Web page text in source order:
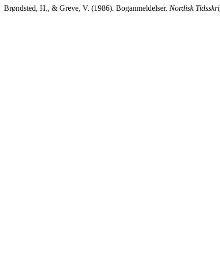
Brøndsted, H., & Greve, V. (1986). Boganmeldelser. Nordisk